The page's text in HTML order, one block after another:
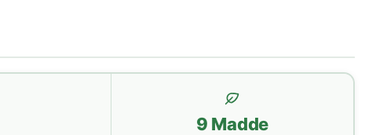
9 Madde